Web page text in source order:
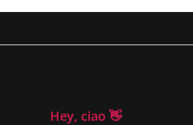
Hey, ciao 👋